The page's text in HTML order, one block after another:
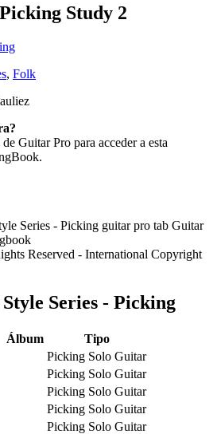
Study 2
, Folk
Guitar Pro para acceder a esta
Reserved - International Copyright
Style Series - Picking
Álbum
Tipo
Picking Solo Guitar
Picking Solo Guitar
Picking Solo Guitar
Picking Solo Guitar
Picking Solo Guitar